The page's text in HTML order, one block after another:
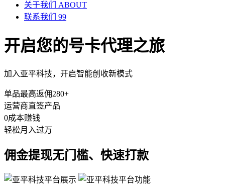
关于我们 ABOUT
联系我们 99
开启您的号卡代理之旅
加入亚平科技，开启智能创收新模式
单品最高返佣280+
运营商直签产品
0成本赚钱
轻松月入过万
佣金提现无门槛、快速打款